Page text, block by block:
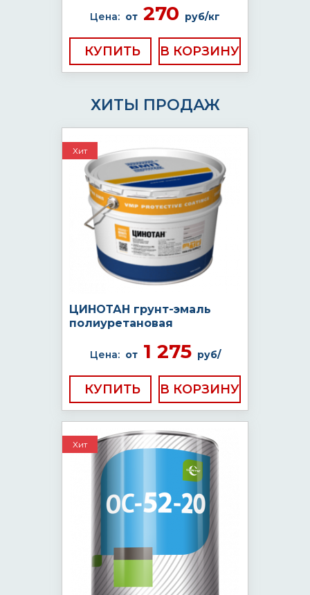
Цена: от 270 руб/кг
КУПИТЬ
ХИТЫ ПРОДАЖ
Хит
ЦИНОТАН грунт-эмаль
полиуретановая
Цена: от1 275 руб/
КУПИТЬ
Хит